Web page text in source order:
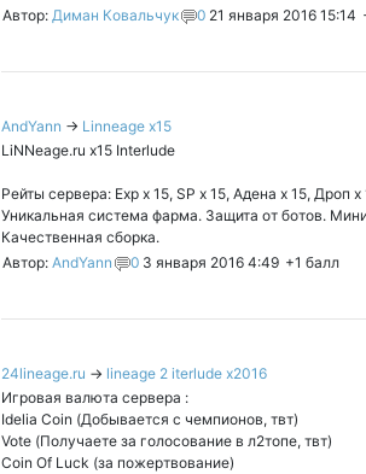
Автор: Диман Ковальчук 0 21 января 2016 15:14
AndYann → Linneage x15
LiNNeage.ru x15 Interlude
Рейты сервера: Exp х 15, SP х 15, Адена х 15, Дроп
Уникальная система фарма. Защита от ботов.
Качественная сборка.
Автор: AndYann 0 3 января 2016 4:49 +1 балл
24lineage.ru → lineage 2 iterlude x2016
Игровая валюта сервера :
Idelia Coin (Добывается с чемпионов, твт)
Vote (Получаете за голосование в л2топе, твт)
Coin Of Luck (за пожертвование)